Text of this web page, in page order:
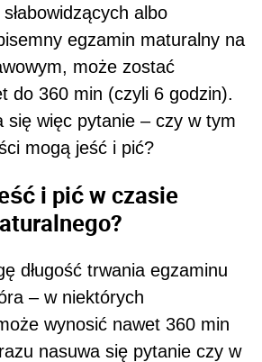
albo
egzamin maturalny na
może zostać
do 360 min (czyli 6 godzin).
się więc pytanie – czy w tym
mogą jeść i pić?
i pić w czasie
długość trwania egzaminu
– w niektórych
wynosić nawet 360 min
nasuwa się pytanie czy w